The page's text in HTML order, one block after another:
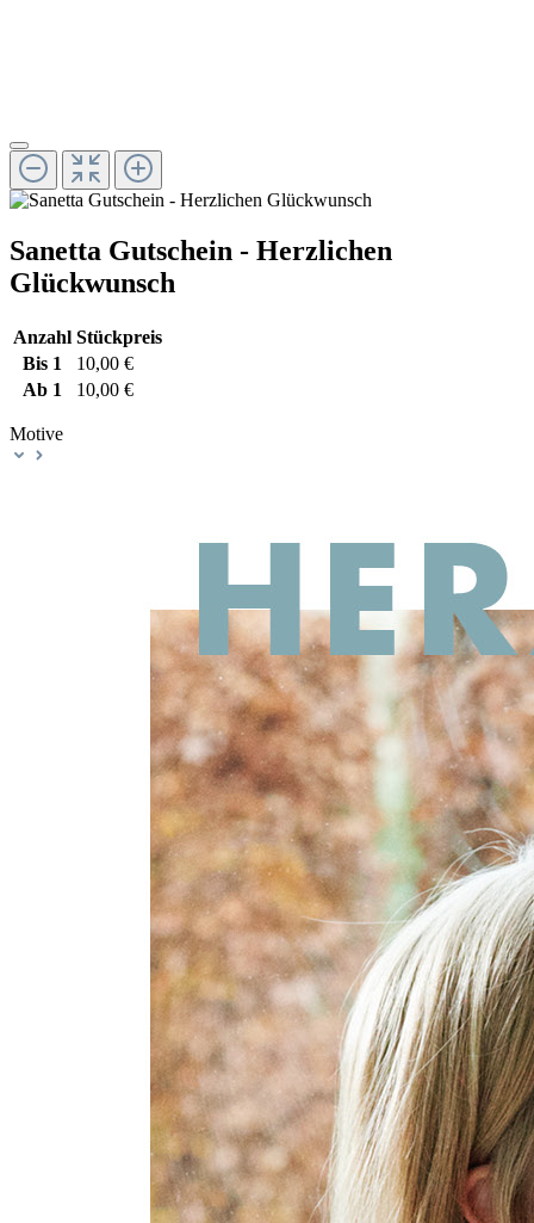
Sanetta Gutschein - Herzlichen
Glückwunsch
Anzahl Stückpreis
Bis 1
10,00 €
Ab 1 10,00 €
Motive